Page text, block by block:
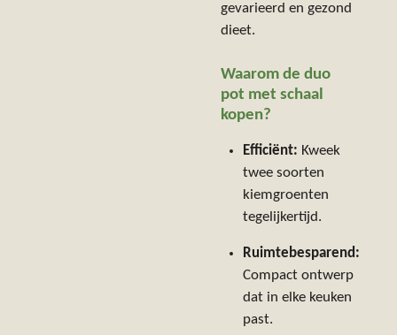
gevarieerd en gezond
dieet.
Waarom de duo
pot met schaal
kopen?
Efficiënt: Kweek
twee soorten
kiemgroenten
tegelijkertijd.
Ruimtebesparend:
Compact ontwerp
dat in elke keuken
past.